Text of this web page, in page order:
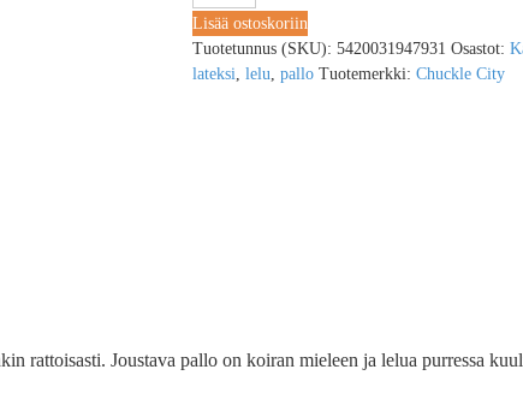
Lisää ostoskoriin
Tuotetunnus (SKU): 5420031947931 Osastot:
lateksi lelu pallo Tuotemerkki: Chuckle City
Joustava pallo on koiran mieleen ja lelua purressa